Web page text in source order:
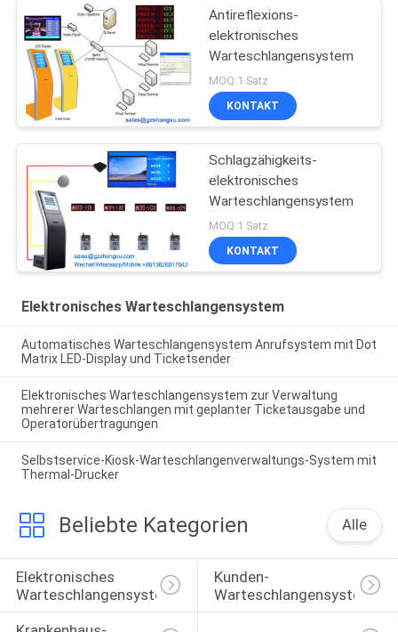
Antireflexions-
elektronisches
Warteschlangensystem
MOQ:1 Satz
KONTAKT
Schlagzähigkeits-
elektronisches
Warteschlangensystem
MOQ:1 Satz
KONTAKT
Elektronisches Warteschlangensystem
Automatisches Warteschlangensystem Anrufsystem mit Dot
Matrix LED-Display und Ticketsender
Elektronisches Warteschlangensystem zur Verwaltung
mehrerer Warteschlangen mit geplanter Ticketausgabe und
Operatorübertragungen
Selbstservice-Kiosk-Warteschlangenverwaltungs-System mit
Thermal-Drucker
Beliebte Kategorien Alle
Elektronisches
Warteschlangensystem
Kunden-
Warteschlangensystem